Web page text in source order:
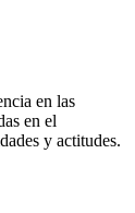
en las
en el
y actitudes.